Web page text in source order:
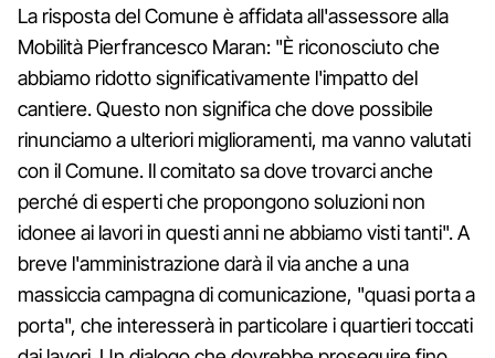
La risposta del Comune è affidata all'assessore alla
Mobilità Pierfrancesco Maran: "È riconosciuto che
abbiamo ridotto significativamente l'impatto del
cantiere. Questo non significa che dove possibile
rinunciamo a ulteriori miglioramenti, ma vanno valutati
con il Comune. Il comitato sa dove trovarci anche
perché di esperti che propongono soluzioni non
idonee ai lavori in questi anni ne abbiamo visti tanti". A
breve l'amministrazione darà il via anche a una
massiccia campagna di comunicazione, "quasi porta a
porta", che interesserà in particolare i quartieri toccati